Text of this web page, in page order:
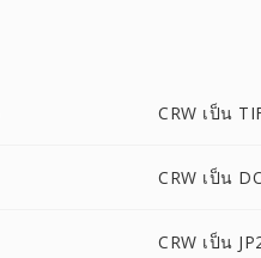
CRW เป็น
CRW เป็น
CRW เป็น